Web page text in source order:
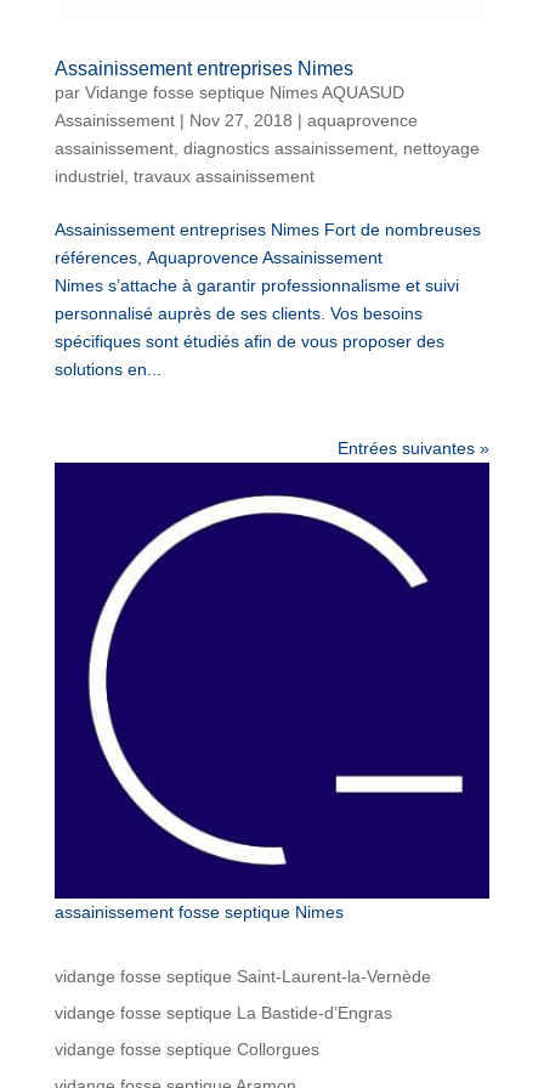
Assainissement entreprises Nimes
par Vidange fosse septique Nimes AQUASUD
Assainissement| Nov 27, 2018 | aquaprovence
assainissement, diagnostics assainissement, nettoyage
industriel, travaux assainissement
Assainissement entreprises Nimes Fort de nombreuses
références, Aquaprovence Assainissement
Nimes s’attache à garantir professionnalisme et suivi
personnalisé auprès de ses clients. Vos besoins
spécifiques sont étudiés afin de vous proposer des
solutions en...
Entrées suivantes »
assainissement fosse septique Nimes
vidange fosse septique Saint-Laurent-la-Vernède
vidange fosse septique La Bastide-d’Engras
vidange fosse septique Collorgues